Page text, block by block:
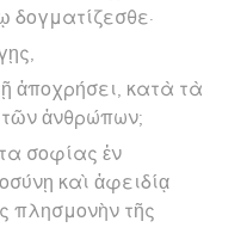
δογματίζεσθε·
ἀποχρήσει, κατὰ τὰ
ἀνθρώπων;
σοφίας ἐν
καὶ ἀφειδίᾳ
πλησμονὴν τῆς